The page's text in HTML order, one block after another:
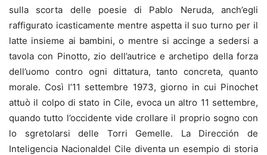
sulla scorta delle poesie di Pablo Neruda, anch’egli
raffigurato icasticamente mentre aspetta il suo turno per il
latte insieme ai bambini, o mentre si accinge a sedersi a
tavola con Pinotto, zio dell’autrice e archetipo della forza
dell’uomo contro ogni dittatura, tanto concreta, quanto
morale. Così l’11 settembre 1973, giorno in cui Pinochet
attuò il colpo di stato in Cile, evoca un altro 11 settembre,
quando tutto l’occidente vide crollare il proprio sogno con
lo sgretolarsi delle Torri Gemelle. La Dirección de
Inteligencia Nacionaldel Cile diventa un esempio di storia